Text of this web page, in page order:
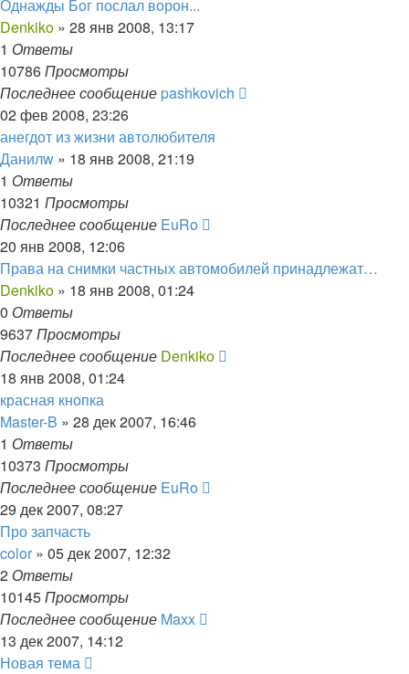
Однажды Бог послал ворон...
Denkiko » 28 янв 2008, 13:17
1 Ответы
10786Просмотры
Последнее сообщение pashkovich
02 фев 2008, 23:26
анегдот из жизни автолюбителя
Данилw » 18 янв 2008, 21:19
1 Ответы
10321 Просмотры
Последнее сообщение EuRo
20 янв 2008, 12:06
Права на снимки частных автомобилей принадлежат…
Denkiko » 18 янв 2008, 01:24
0 Ответы
9637Просмотры
Последнее сообщение Denkiko
18 янв 2008, 01:24
красная кнопка
Master-B » 28 дек 2007, 16:46
1 Ответы
10373 Просмотры
Последнее сообщение EuRo
29 дек 2007, 08:27
Про запчасть
color » 05 дек 2007, 12:32
2 Ответы
10145Просмотры
Последнее сообщение Maxx
13 дек 2007, 14:12
Новая тема